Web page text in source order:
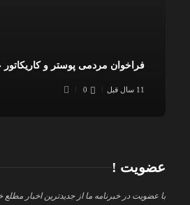
فراخوان مردمی پوستر و
11 سال قبل 0
عضویت !
با عضویت در خبرنامه ما از جدیدترین اخبار مطلع